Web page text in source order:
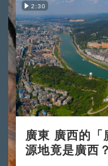
2:30
廣東 廣西的「
源地竟是廣西